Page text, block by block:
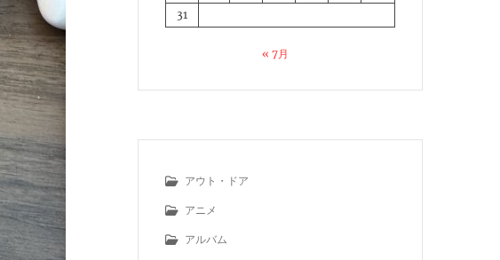
31
« 7月
アウト・ドア
アニメ
アルバム